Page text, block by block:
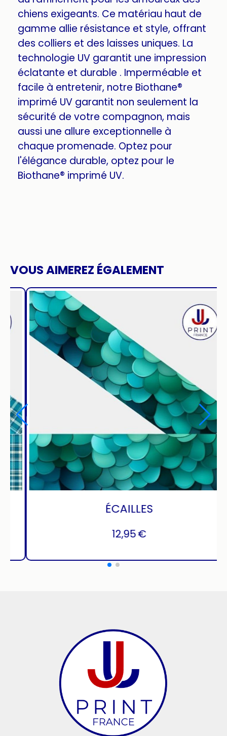
chiens exigeants. Ce matériau haut de
gamme allie résistance et style, offrant
des colliers et des laisses uniques. La
technologie UV garantit une impression
éclatante et durable . Imperméable et
facile à entretenir, notre Biothane®
imprimé UV garantit non seulement la
sécurité de votre compagnon, mais
aussi une allure exceptionnelle à
chaque promenade. Optez pour
l'élégance durable, optez pour le
Biothane® imprimé UV.
VOUS AIMEREZ ÉGALEMENT
TARTAN TURQUOISE
12,95€